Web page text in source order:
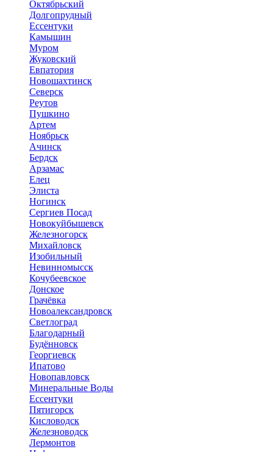
Октябрьский
Долгопрудный
Ессентуки
Камышин
Муром
Жуковский
Евпатория
Новошахтинск
Северск
Реутов
Пушкино
Артем
Ноябрьск
Ачинск
Бердск
Арзамас
Елец
Элиста
Ногинск
Сергиев Посад
Новокуйбышевск
Железногорск
Михайловск
Изобильный
Невинномысск
Кочубеевское
Донское
Грачёвка
Новоалександровск
Светлоград
Благодарный
Будённовск
Георгиевск
Ипатово
Новопавловск
Минеральные Воды
Ессентуки
Пятигорск
Кисловодск
Железноводск
Лермонтов